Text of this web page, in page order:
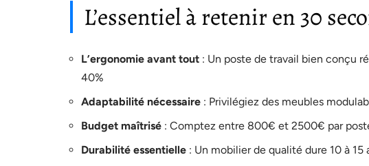
L’essentiel à retenir en 30
L’ergonomie avant tout : Un poste de travail bien conçu
40%
Adaptabilité nécessaire : Privilégiez des meubles
Budget maîtrisé : Comptez entre 800€ et 2500€ par
Durabilité essentielle : Un mobilier de qualité dure 10 à 15